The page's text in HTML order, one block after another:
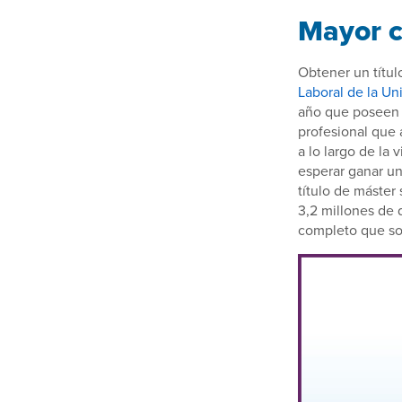
Mayor
Obtener un
Laboral de la
año que
profesional que
a lo largo de la
esperar ganar
título de máster
3,2 millones de
completo que